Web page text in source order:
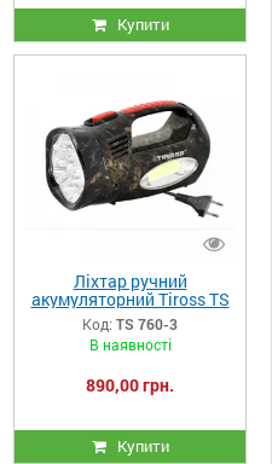
Купити
Ліхтар ручний
акумуляторний Tiross TS
760-3
Код: TS 760-3
В наявності
890,00 грн.
Купити